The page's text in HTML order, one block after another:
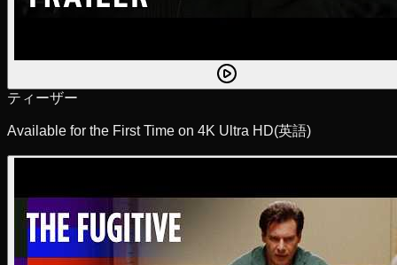
ティーザー
Available for the First Time on 4K Ultra HD(英語)